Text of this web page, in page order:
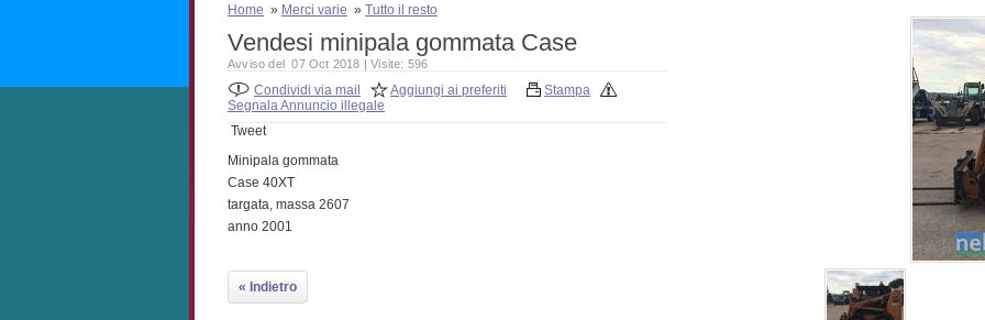
Home » Merci varie » Tutto il resto
Vendesi minipala gommata Case
Avviso del 07 Oct 2018 | Visite: 596
Condividi via mail Aggiungi ai preferiti
Stampa
Segnala Annuncio illegale
Tweet
Minipala gommata
Case 40XT
targata, massa 2607
anno 2001
« Indietro